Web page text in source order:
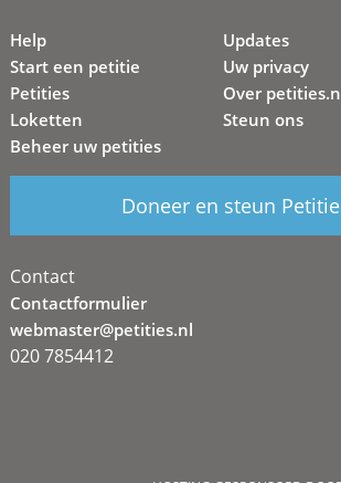
Help
Start een petitie
Petities
Loketten
Beheer uw petities
Updates
Uw privacy
Over
Steun ons
Doneer en steun
Contact
Contactformulier
webmaster@petities.nl
020 7854412